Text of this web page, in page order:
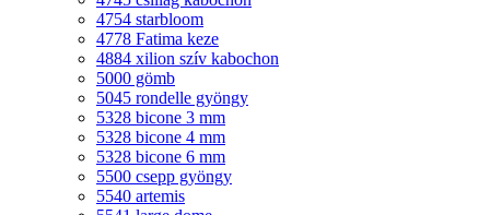
4754 starbloom
4778 Fatima keze
4884 xilion szív kabochon
5000 gömb
5045 rondelle gyöngy
5328 bicone 3 mm
5328 bicone 4 mm
5328 bicone 6 mm
5500 csepp gyöngy
5540 artemis